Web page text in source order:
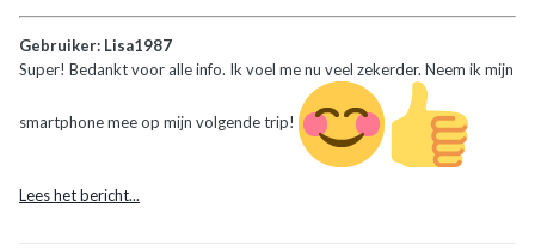
Gebruiker: Lisa1987
Super! Bedankt voor alle info. Ik voel me nu veel zekerder. Neem ik mijn
smartphone mee op mijn volgende trip!
Lees het bericht...